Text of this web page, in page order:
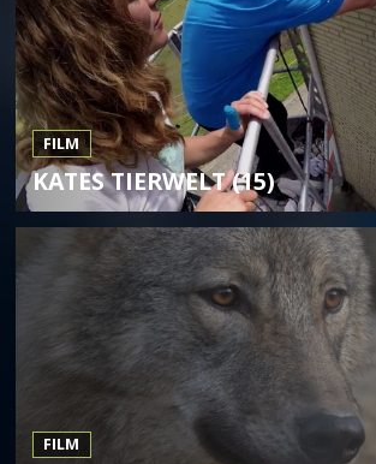
FILM
KATES TIERWELT (15)
FILM